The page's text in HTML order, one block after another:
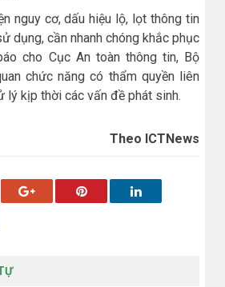
nguy cơ, dấu hiệu lộ, lọt thông tin
dụng, cần nhanh chóng khắc phục
cho Cục An toàn thông tin, Bộ
chức năng có thẩm quyền liên
lý kịp thời các vấn đề phát sinh.
Theo ICTNews
Google+ Pinterest LinkedIn